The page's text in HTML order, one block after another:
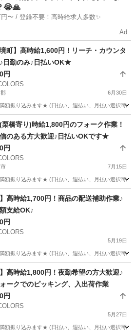
😭🙏
日給例1万円〜 / 登録不要！高時給求人多数✨
Ad
境町】高時給1,600円！リーチ・カウンタ
日勤のみ♪日払いOK★
円
6月30日
額振り込みます★ (日払い、週払い、月払い選択可
時給
(栗橋寄り)時給1,800円のフォーク作業！
のある方大歓迎♪日払いOKです★
円
7月15日
額振り込みます★ (日払い、週払い、月払い選択可
時給
】高時給1,700円！商品の配送補助作業♪
支給OK♪
円
5月19日
額振り込みます★ (日払い、週払い、月払い選択可
時給
】高時給1,800円！夜勤希望の方大歓迎♪
ークでのピッキング、入出荷作業
円
5月27日
額振り込みます★ (日払い、週払い、月払い選択可